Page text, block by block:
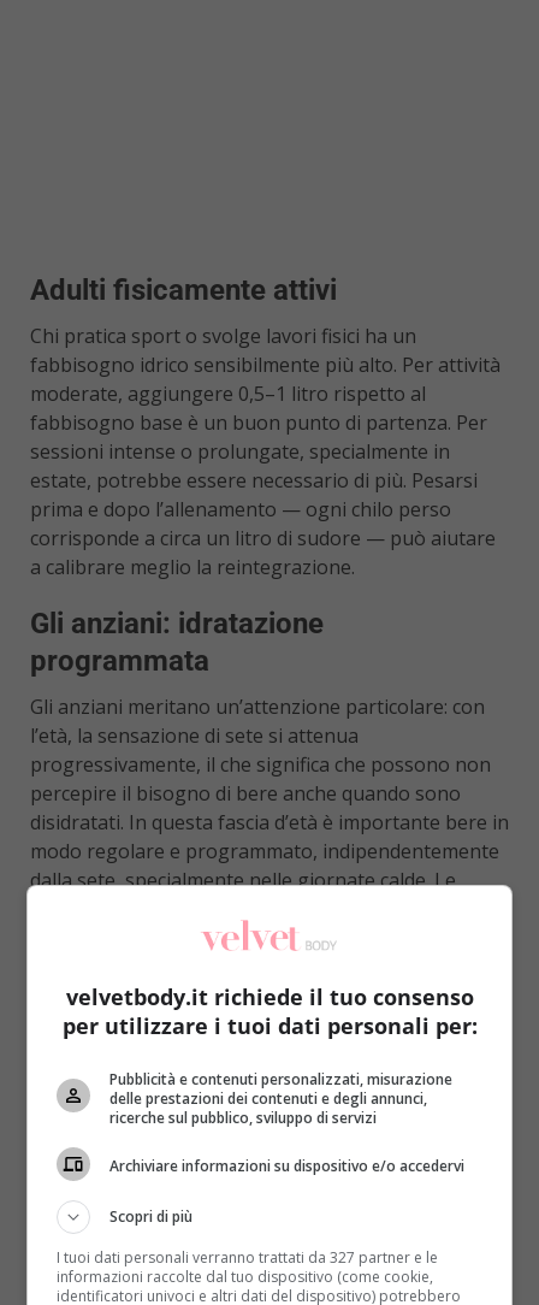
Adulti fisicamente attivi
Chi pratica sport o svolge lavori fisici ha un
fabbisogno idrico sensibilmente più alto. Per attività
moderate, aggiungere 0,5–1 litro rispetto al
fabbisogno base è un buon punto di partenza. Per
sessioni intense o prolungate, specialmente in
estate, potrebbe essere necessario di più. Pesarsi
prima e dopo l’allenamento — ogni chilo perso
corrisponde a circa un litro di sudore — può aiutare
a calibrare meglio la reintegrazione.
Gli anziani: idratazione
programmata
Gli anziani meritano un’attenzione particolare: con
l’età, la sensazione di sete si attenua
progressivamente, il che significa che possono non
percepire il bisogno di bere anche quando sono
disidratati. In questa fascia d’età è importante bere in
modo regolare e programmato, indipendentemente
dalla sete, specialmente nelle giornate calde. Le
di questo rischio e incoraggiare piccole assunzioni
I bambini: abitudini da costruire fin
I bambini sono più vulnerabili alla disidratazione
rispetto agli adulti perché hanno una superficie
corporea relativamente maggiore rispetto al volume
sono presi dal gioco. Incoraggiarli a bere acqua
regolarmente durante la giornata, specialmente
nelle giornate calde e durante l’attività fisica, è una
velvetbody.it richiede il tuo consenso
per utilizzare i tuoi dati personali per:
Pubblicità e contenuti personalizzati, misurazione
delle prestazioni dei contenuti e degli annunci,
ricerche sul pubblico, sviluppo di servizi
Archiviare informazioni su dispositivo e/o accedervi
Scopri di più
I tuoi dati personali verranno trattati da 327 partner e le
informazioni raccolte dal tuo dispositivo (come cookie,
identificatori univoci e altri dati del dispositivo) potrebbero